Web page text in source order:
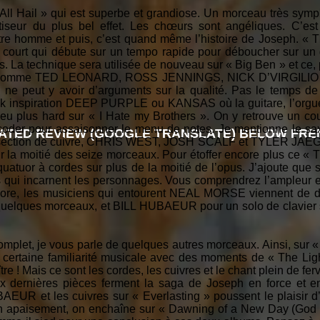
REVIEW (GOOGLE TRANSLATE) BELOW
Hail » qui est superbe et grandiose. Un morceau très
du plus bel effet. Les chœurs sont angéliques.
homme et puis, c’est quand même l’histoire de Joseph. «
qui débute sur un tempo rapide pour déboucher sur
La technique sera utilisée de nouveau sur « Big Ben » et
TED LEONARD, ROSS JENNINGS, NICK
peut y avoir d’arguments sur la qualité. Pas le temps
inspiration DEEP PURPLE ou KANSAS où la guitare,
plus hard sur « I Hate my Brothers ». On y retrouve un
pour assaisonner le menu de notes. Je mentionne le
de cuivre, CHRIS WEST, JOSH SCALF et TYLER
la moitié des seize morceaux. Pour étoffer encore plus ce «
à cordes sur plus de la moitié de l’opus. J’ajoute que
incarnent les personnages. Vous comprendrez l’ampleur
les musiciens qui entourent NEAL MORSE viennent de
morceaux, et BILL HUBAEUR pour un solo de
je vous parle de quelques autres morceaux. Ainsi, sur
familiarité musicale avec des moments de « The
! Mais ce sont les cordes, les cuivres et le chant plein de
dernières pièces ferment la saga de Joseph en force et
et les cuivres sur « Everlasting » poussent le plaisir
apaisement, on enchaîne sur « Dawning of a New Day